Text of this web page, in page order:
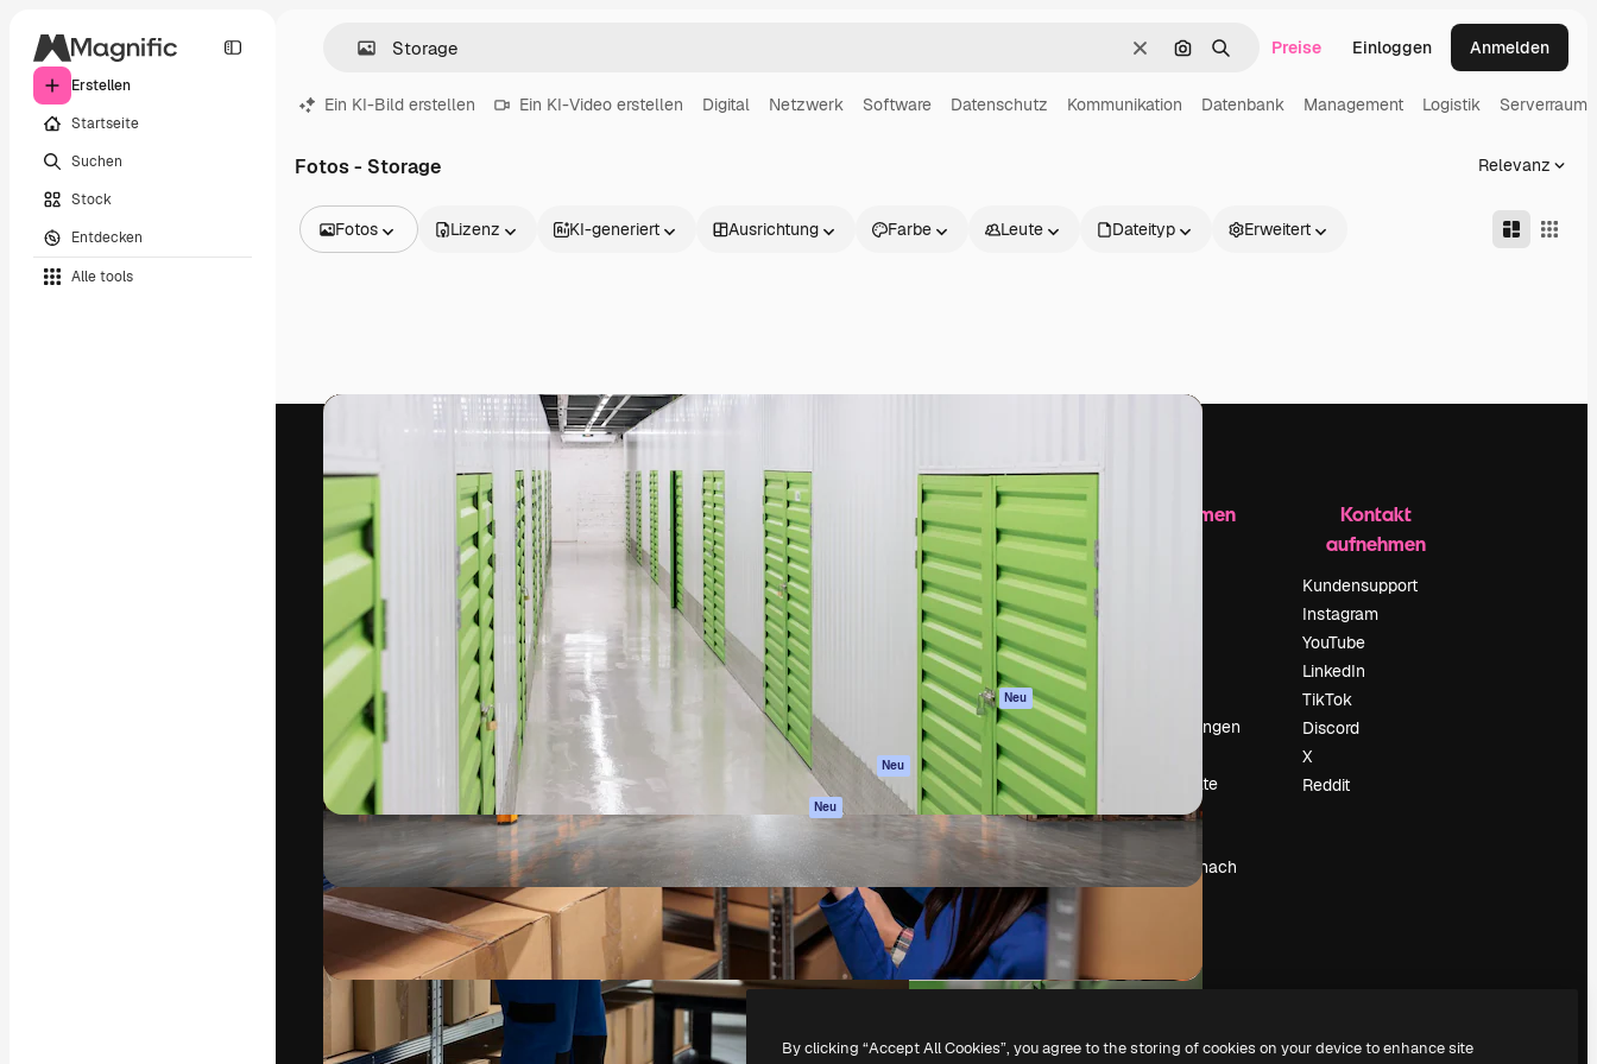
Erstellen
Startseite
Suchen
Stock
Entdecken
Alle tools
LöschenNach Bild suchen
SuchenPreise Einloggen Anmelden
Ein KI-Bild erstellen Ein KI-Video erstellen Digital Netzwerk Software Datenschutz Kommunikation Datenbank Management Logistik Serverraum
Fotos - Storage Relevanz
Fotos
Videos
Icons
3D-Modelle
Schriftarten
Lizenz KI-generiert Ausrichtung Farbe Leute Dateityp Erweitert
Die kreative Plattform, um deine beste
Arbeit zu verwirklichen. Mehr als 1 Million
Abonnenten unter Kreativen, Unternehmen,
Agenturen und Studios.
Deutsch
Produkte
Spaces
KI-Assistent
KI-Bildgenerator
KI-Videogenerator
KI-
Stimmengenerator
Stock-Inhalte
MCP für
Claude/ChatGPT
Neu
Neu
API
Mobile App
Alle Magnific-Tools
Loslegen
Academy
Dokumentation
Support
AGB
Datenschutzerklärung
Originale Neu
Cookie-Richtlinie
Vertrauenszentrum
Partner
Unternehmen
Unternehmen
Veranstaltungen
Deine Inhalte
verkaufen
Pressesaal
Suchst du nach
magnific.ai
Kontakt
aufnehmen
Kundensupport
Instagram
YouTube
LinkedIn
TikTok
Discord
X
Reddit
Copyright © 2010- Freepik Company S.L.U. Alle Rechte vorbehalten.
By clicking “Accept All Cookies”, you agree to the storing of cookies on your device to enhance site